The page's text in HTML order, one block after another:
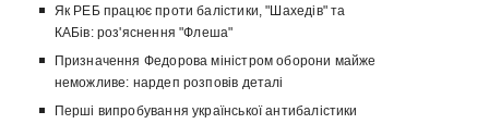
Як РЕБ працює проти балістики, "Шахедів" та
КАБів: роз'яснення "Флеша"
Призначення Федорова міністром оборони майже
неможливе: нардеп розповів деталі
Перші випробування української антибалістики